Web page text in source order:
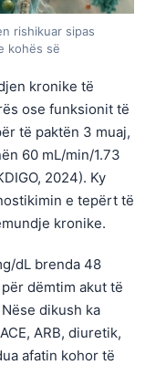
rishikuar sipas
kohës së
kronike të
ose funksionit të
të paktën 3 muaj,
60 mL/min/1.73
2024). Ky
e tepërt të
kronike.
dL brenda 48
dëmtim akut të
dikush ka
ARB, diuretik,
afatin kohor të